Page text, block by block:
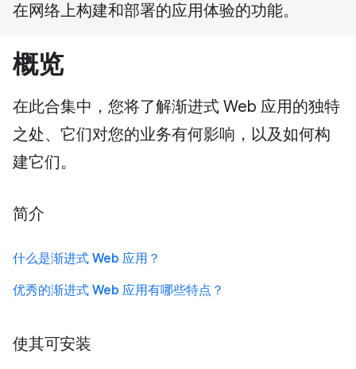
在网络上构建和部署的应用体验的功能。
概览
在此合集中，您将了解渐进式 Web 应用的独特
之处、它们对您的业务有何影响，以及如何构
建它们。
简介
什么是渐进式 Web 应用？
优秀的渐进式 Web 应用有哪些特点？
使其可安装